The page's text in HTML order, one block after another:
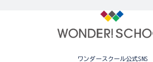
ワンダースクール公式SNS